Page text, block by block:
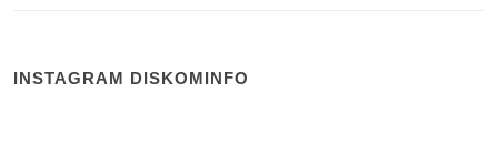
INSTAGRAM DISKOMINFO